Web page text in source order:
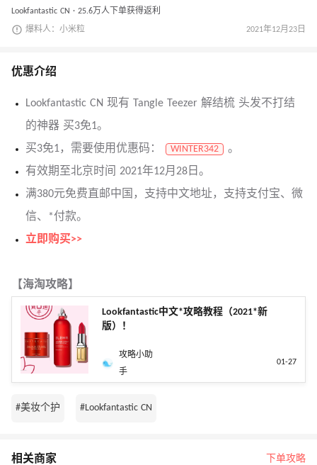
Lookfantastic CN · 25.6万人下单获得返利
爆料人：小米粒 2021年12月23日
优惠介绍
Lookfantastic CN 现有 Tangle Teezer 解结梳 头发不打结
的神器 买3免1。
买3免1，需要使用优惠码：
WINTER342
。
有效期至北京时间 2021年12月28日。
满380元免费直邮中国，支持中文地址，支持支付宝、微
信、*付款。
立即购买>>
【海淘攻略】
Lookfantastic中文*攻略教程（2021*新
版）！
攻略小助
手
01-27
#美妆个护 #Lookfantastic CN
相关商家 下单攻略